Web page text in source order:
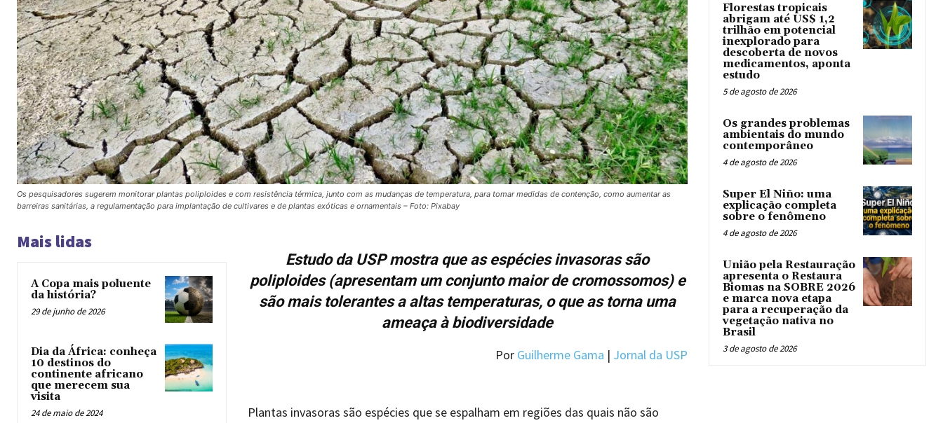
Os pesquisadores sugerem monitorar plantas poliploides e com resistência térmica, junto com as mudanças de temperatura, para tomar medidas de contenção, como aumentar as
barreiras sanitárias, a regulamentação para implantação de cultivares e de plantas exóticas e ornamentais – Foto: Pixabay
Mais lidas
A Copa mais poluente
da história?
29 de junho de 2026
Dia da África: conheça
10 destinos do
continente africano
que merecem sua
visita
24 de maio de 2024
Estudo da USP mostra que as espécies invasoras são
poliploides (apresentam um conjunto maior de cromossomos) e
são mais tolerantes a altas temperaturas, o que as torna uma
ameaça à biodiversidade
Por Guilherme Gama | Jornal da USP
Plantas invasoras são espécies que se espalham em regiões das quais não são
Florestas tropicais
abrigam até US$ 1,2
trilhão em potencial
inexplorado para
descoberta de novos
medicamentos, aponta
estudo
5 de agosto de 2026
Os grandes problemas
ambientais do mundo
contemporâneo
4 de agosto de 2026
Super El Niño: uma
explicação completa
sobre o fenômeno
4 de agosto de 2026
União pela Restauração
apresenta o Restaura
Biomas na SOBRE 2026
e marca nova etapa
para a recuperação da
vegetação nativa no
Brasil
3 de agosto de 2026